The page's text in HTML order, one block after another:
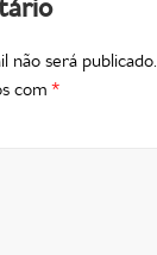
não será publicado.
com*